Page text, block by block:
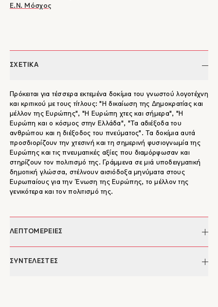
Ε.Ν. Μόσχος
ΣΧΕΤΙΚΑ
Πρόκειται για τέσσερα εκτεμένα δοκίμια του γνωστού λογοτέχνη
και κριτικού με τους τίτλους: "Η δικαίωση της Δημοκρατίας και
μέλλον της Ευρώπης", "Η Ευρώπη χτες και σήμερα", "Η
Ευρώπη και ο κόσμος στην Ελλάδα", "Τα αδιέξοδα του
ανθρώπου και η διέξοδος του πνεύματος". Τα δοκίμια αυτά
προσδιορίζουν την χτεσινή και τη σημερινή φυσιογνωμία της
Ευρώπης και τις πνευματικές αξίες που διαμόρφωσαν και
στηρίζουν τον πολιτισμό της. Γράμμενα σε μιά υποδειγματική
δημοτική γλώσσα, στέλνουν αισιόδοξα μηνύματα στους
Ευρωπαίους για την Ένωση της Ευρώπης, το μέλλον της
γενικότερα και τον πολιτισμό της.
ΛΕΠΤΟΜΕΡΕΙΕΣ
Συγγραφέας:
ΣΥΝΤΕΛΕΣΤΕΣ